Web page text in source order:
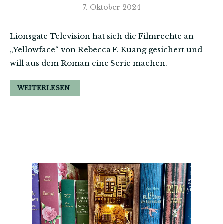
7. Oktober 2024
Lionsgate Television hat sich die Filmrechte an
„Yellowface“ von Rebecca F. Kuang gesichert und
will aus dem Roman eine Serie machen.
WEITERLESEN